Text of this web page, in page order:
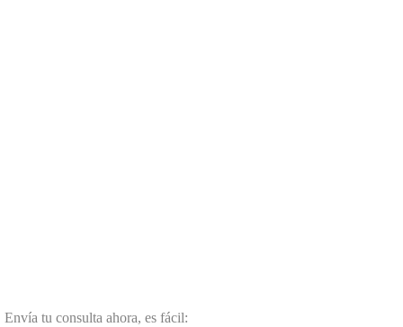
Envía tu consulta ahora, es fácil: